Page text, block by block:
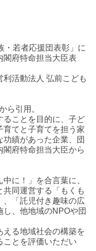
・若者応援団表彰」に
閣府特命担当大臣表
活動法人 弘前こども
ら引用。
ることを目的に、子ど
育てと子育てを担う家
績があった企業、団
府特命担当大臣から
に！」を合言葉に、
同運営する「もくも
、「託児付き趣味の広
、他地域のNPOや団
える地域社会の構築を
ことを評価いただい